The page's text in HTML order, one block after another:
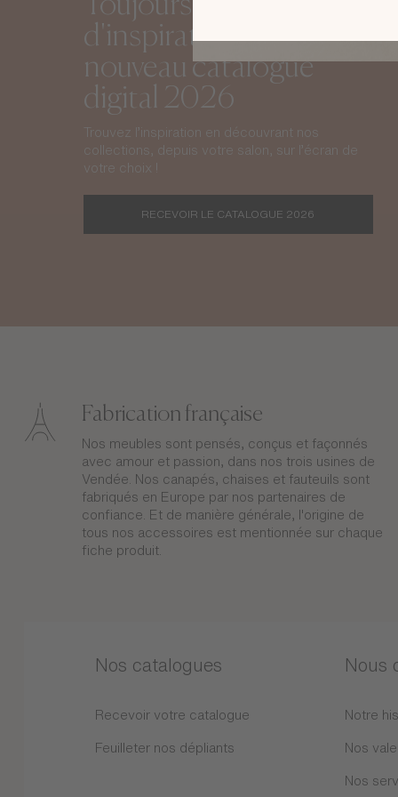
d'inspirations avec le
nouveau catalogue
digital 2026
Trouvez l’inspiration en découvrant nos
collections, depuis votre salon, sur l’écran de
votre choix !
RECEVOIR LE CATALOGUE 2026
Fabrication française
Nos meubles sont pensés, conçus et façonnés
avec amour et passion, dans nos trois usines de
Vendée. Nos canapés, chaises et fauteuils sont
fabriqués en Europe par nos partenaires de
confiance. Et de manière générale, l'origine de
tous nos accessoires est mentionnée sur chaque
fiche produit.
Nos catalogues
Recevoir votre catalogue
Feuilleter nos dépliants
Nous
Notre
Nos
Nos